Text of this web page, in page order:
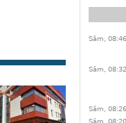
Sâm, 08:46
Sâm, 08:32
Sâm, 08:26
Sâm, 08:20